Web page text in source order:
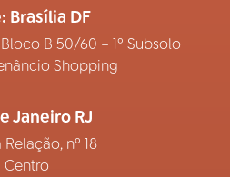
Brasília DF
B 50/60 – 1º Subsolo
Shopping
Janeiro RJ
Relação, nº 18
Centro